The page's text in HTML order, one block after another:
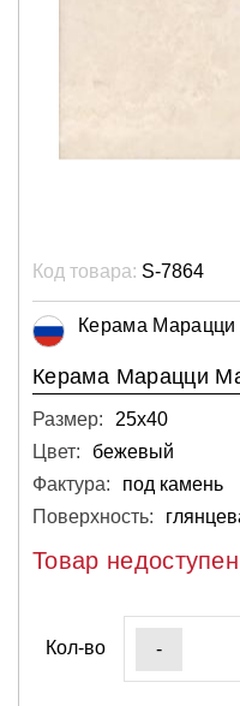
Код товара: S-7864
Керама
Керама Марацци
Размер:
25х40
Цвет:
бежевый
Фактура:
под камень
Поверхность:
Товар недоступен
Кол-во -